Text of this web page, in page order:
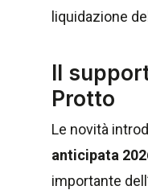
liquidazione
Il
Protto
Le novità
anticipata
importante